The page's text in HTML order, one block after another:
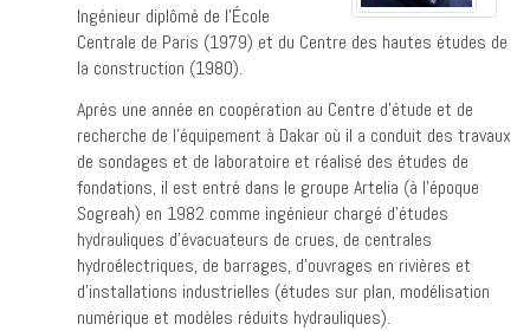
Ingénieur diplômé de l’École
Centrale de Paris (1979) et du Centre des hautes études de
la construction (1980).
Après une année en coopération au Centre d’étude et de
recherche de l’équipement à Dakar où il a conduit des travaux
de sondages et de laboratoire et réalisé des études de
fondations, il est entré dans le groupe Artelia (à l’époque
Sogreah) en 1982 comme ingénieur chargé d’études
hydrauliques d’évacuateurs de crues, de centrales
hydroélectriques, de barrages, d’ouvrages en rivières et
d’installations industrielles (études sur plan, modélisation
numérique et modèles réduits hydrauliques).